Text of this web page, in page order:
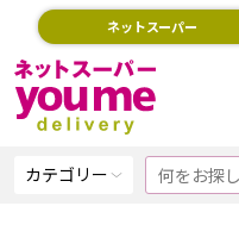
ネットスーパー
カテゴリー